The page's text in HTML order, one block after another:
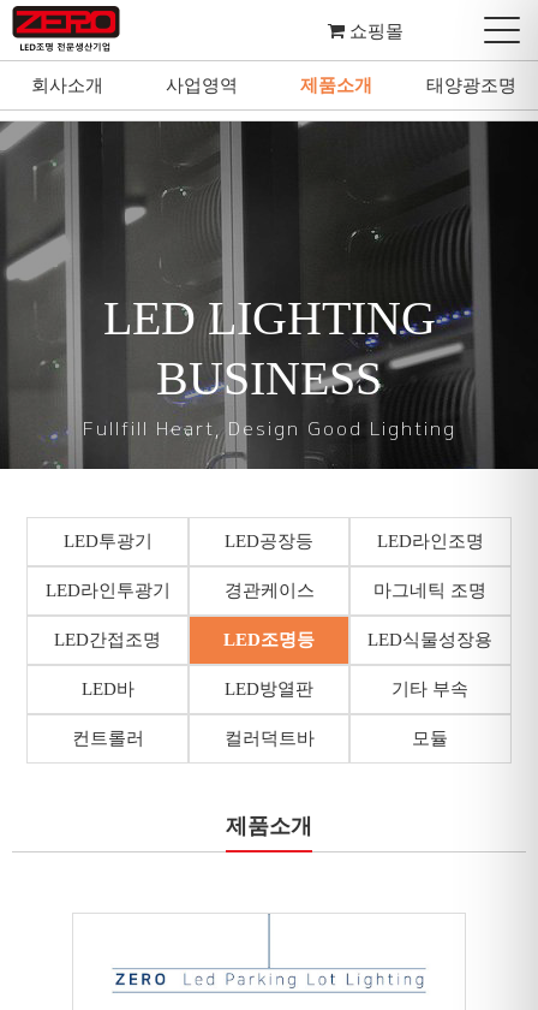
회사소개 사업영역 제품소개 태양광조명
쇼핑몰
회사소개 사업영역 제품소개 태양광조명
LED LIGHTING
BUSINESS
Fullfill Heart, Design Good Lighting
LED투광기 LED공장등 LED라인조명
LED라인투광기 경관케이스 마그네틱 조명
LED간접조명 LED조명등 LED식물성장용
LED바 LED방열판 기타 부속
컨트롤러 컬러덕트바 모듈
제품소개